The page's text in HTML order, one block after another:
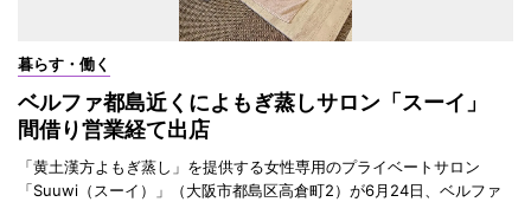
暮らす・働く
ベルファ都島近くによもぎ蒸しサロン「スーイ」
間借り営業経て出店
「黄土漢方よもぎ蒸し」を提供する女性専用のプライベートサロン
「Suuwi（スーイ）」（大阪市都島区高倉町2）が6月24日、ベルファ